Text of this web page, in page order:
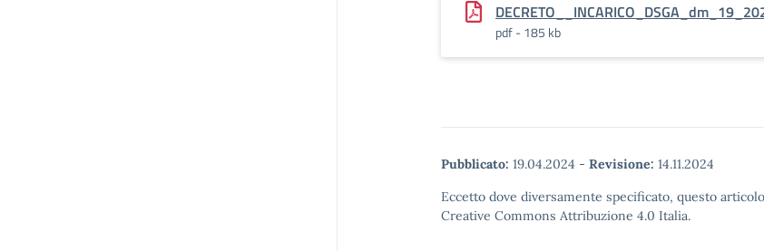
pdf - 185 kb
Pubblicato: 19.04.2024 - Revisione: 14.11.2024
Eccetto dove diversamente specificato, questo
Creative Commons Attribuzione 4.0 Italia.